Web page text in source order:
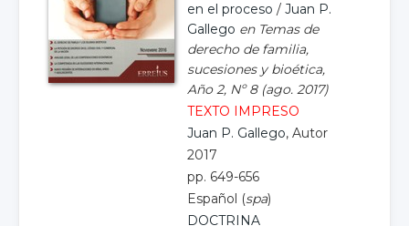
en el proceso / Juan P.
Gallego en Temas de
derecho de familia,
sucesiones y bioética,
Año 2, Nº 8 (ago. 2017)
TEXTO IMPRESO
Juan P. Gallego, Autor
2017
pp. 649-656
Español (spa)
DOCTRINA